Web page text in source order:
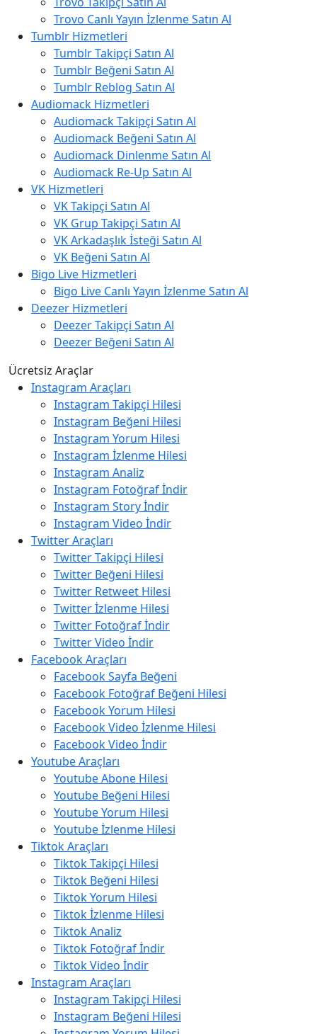
Trovo Canlı Yayın İzlenme Satın Al
Tumblr Hizmetleri
Tumblr Takipçi Satın Al
Tumblr Beğeni Satın Al
Tumblr Reblog Satın Al
Audiomack Hizmetleri
Audiomack Takipçi Satın Al
Audiomack Beğeni Satın Al
Audiomack Dinlenme Satın Al
Audiomack Re-Up Satın Al
VK Hizmetleri
VK Takipçi Satın Al
VK Grup Takipçi Satın Al
VK Arkadaşlık İsteği Satın Al
VK Beğeni Satın Al
Bigo Live Hizmetleri
Bigo Live Canlı Yayın İzlenme Satın Al
Deezer Hizmetleri
Deezer Takipçi Satın Al
Deezer Beğeni Satın Al
Ücretsiz Araçlar
Instagram Araçları
Instagram Takipçi Hilesi
Instagram Beğeni Hilesi
Instagram Yorum Hilesi
Instagram İzlenme Hilesi
Instagram Analiz
Instagram Fotoğraf İndir
Instagram Story İndir
Instagram Video İndir
Twitter Araçları
Twitter Takipçi Hilesi
Twitter Beğeni Hilesi
Twitter Retweet Hilesi
Twitter İzlenme Hilesi
Twitter Fotoğraf İndir
Twitter Video İndir
Facebook Araçları
Facebook Sayfa Beğeni
Facebook Fotoğraf Beğeni Hilesi
Facebook Yorum Hilesi
Facebook Video İzlenme Hilesi
Facebook Video İndir
Youtube Araçları
Youtube Abone Hilesi
Youtube Beğeni Hilesi
Youtube Yorum Hilesi
Youtube İzlenme Hilesi
Tiktok Araçları
Tiktok Takipçi Hilesi
Tiktok Beğeni Hilesi
Tiktok Yorum Hilesi
Tiktok İzlenme Hilesi
Tiktok Analiz
Tiktok Fotoğraf İndir
Tiktok Video İndir
Instagram Araçları
Instagram Takipçi Hilesi
Instagram Beğeni Hilesi